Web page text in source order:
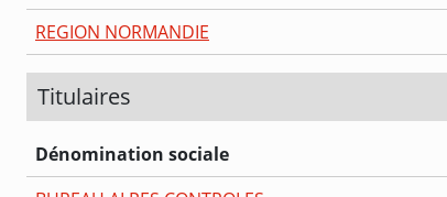
REGION NORMANDIE
Titulaires
Dénomination sociale